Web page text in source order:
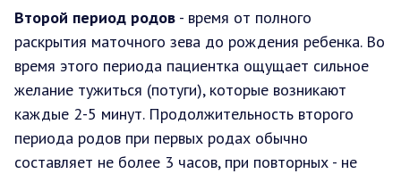
Второй период родов - время от полного
раскрытия маточного зева до рождения ребенка. Во
время этого периода пациентка ощущает сильное
желание тужиться (потуги), которые возникают
каждые 2-5 минут. Продолжительность второго
периода родов при первых родах обычно
составляет не более 3 часов, при повторных - не